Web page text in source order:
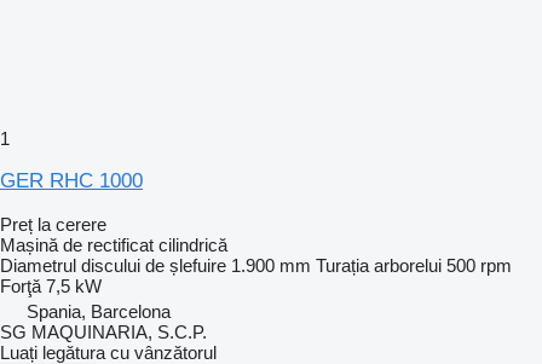
1
GER RHC 1000
Preț la cerere
Mașină de rectificat cilindrică
Diametrul discului de șlefuire 1.900 mm Turația arborelui 500 rpm
Forţă 7,5 kW
Spania, Barcelona
SG MAQUINARIA, S.C.P.
Luați legătura cu vânzătorul